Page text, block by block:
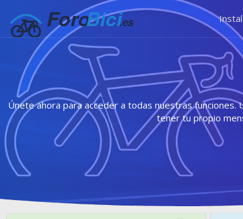
Únete ahora para acceder a todas nuestras
tener tu propio